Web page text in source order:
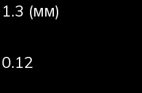
1.3 (мм)
0.12